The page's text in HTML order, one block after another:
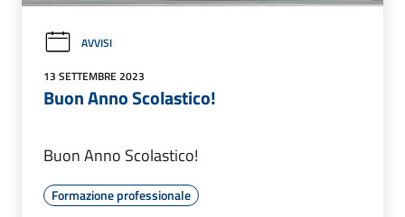
AVVISI
13 SETTEMBRE 2023
Buon Anno Scolastico!
Buon Anno Scolastico!
Formazione professionale